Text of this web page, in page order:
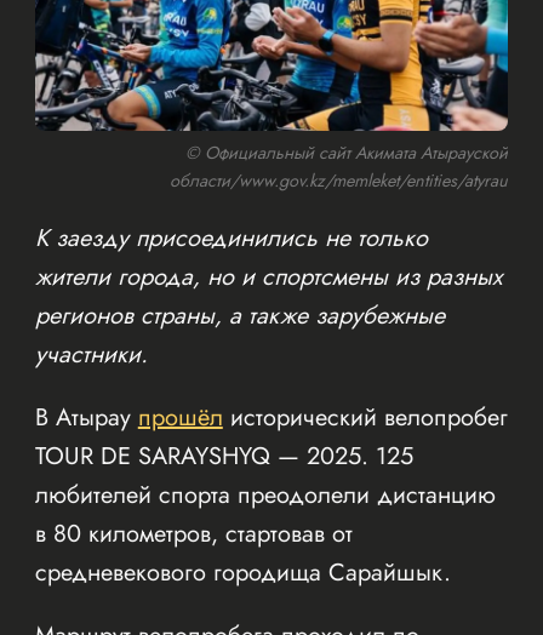
© Официальный сайт Акимата Атырауской
области/www.gov.kz/memleket/entities/atyrau
К заезду присоединились не только
жители города, но и спортсмены из разных
регионов страны, а также зарубежные
участники.
В Атыраупрошёлисторический велопробег
TOUR DE SARAYSHYQ — 2025. 125
любителей спорта преодолели дистанцию
в 80 километров, стартовав от
средневекового городища Сарайшык.